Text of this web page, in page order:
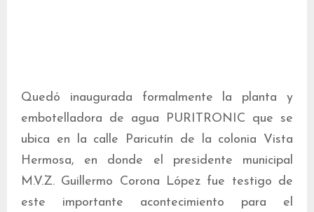
Quedó inaugurada formalmente la planta y
embotelladora de agua PURITRONIC que se
ubica en la calle Paricutín de la colonia Vista
Hermosa, en donde el presidente municipal
M.V.Z. Guillermo Corona López fue testigo de
este importante acontecimiento para el